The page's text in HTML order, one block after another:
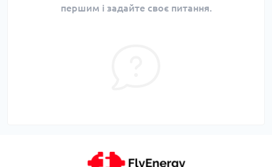
першим і задайте своє питання.